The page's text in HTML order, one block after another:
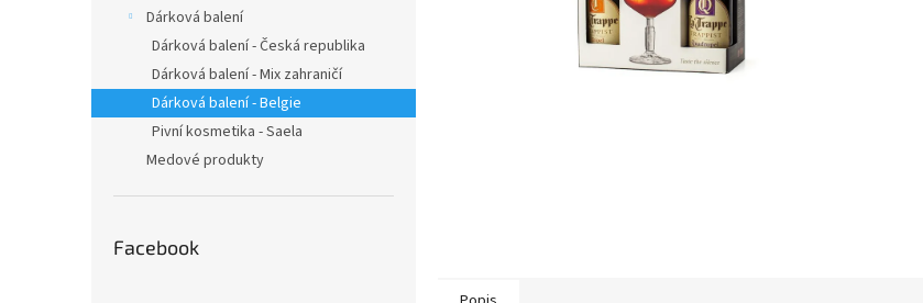
Dárková balení
Dárková balení - Česká republika
Dárková balení - Mix zahraničí
Dárková balení - Belgie
Pivní kosmetika - Saela
Medové produkty
Facebook